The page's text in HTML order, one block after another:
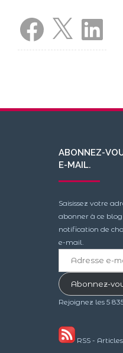
Facebook LinkedIn
ABONNEZ-
E-MAIL.
Saisissez votre
abonner à ce
notification de
e-mail.
mailAbonnez-
Rejoignez les 5
RSS - Articles